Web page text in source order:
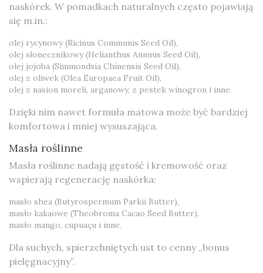
naskórek. W pomadkach naturalnych często pojawiają
się m.in.:
olej rycynowy (Ricinus Communis Seed Oil),
olej słonecznikowy (Helianthus Annuus Seed Oil),
olej jojoba (Simmondsia Chinensis Seed Oil),
olej z oliwek (Olea Europaea Fruit Oil),
olej z nasion moreli, arganowy, z pestek winogron i inne.
Dzięki nim nawet formuła matowa może być bardziej
komfortowa i mniej wysuszająca.
Masła roślinne
Masła roślinne nadają gęstość i kremowość oraz
wspierają regenerację naskórka:
masło shea (Butyrospermum Parkii Butter),
masło kakaowe (Theobroma Cacao Seed Butter),
masło mango, cupuaçu i inne.
Dla suchych, spierzchniętych ust to cenny „bonus
pielęgnacyjny”.